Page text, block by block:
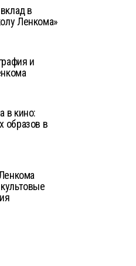
в
Ленкома»
и
в кино:
образов в